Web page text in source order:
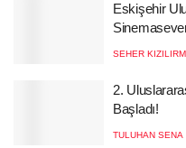
Eskişehir
SEHER
2.
Başladı!
TULUHAN SENA